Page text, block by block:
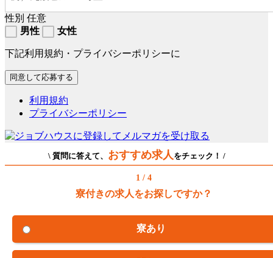
性別 任意
男性
女性
下記利用規約・プライバシーポリシーに
利用規約
プライバシーポリシー
\ 質問に答えて、 おすすめ求人 をチェック！ /
1 / 4
寮付きの求人をお探しですか？
寮あり